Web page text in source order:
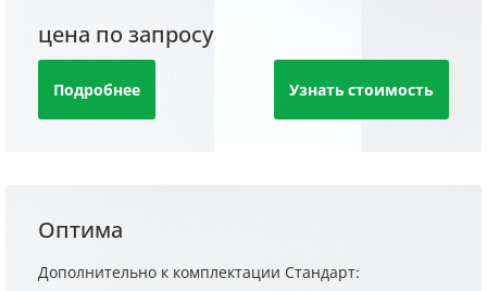
цена по запросу
Подробнее Узнать стоимость
Оптима
Дополнительно к комплектации Стандарт: